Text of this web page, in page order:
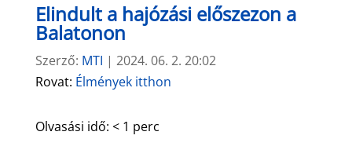
Elindult a hajózási előszezon a
Balatonon
Szerző: MTI | 2024. 06. 2. 20:02
Rovat: Élmények itthon
Olvasási idő: < 1 perc